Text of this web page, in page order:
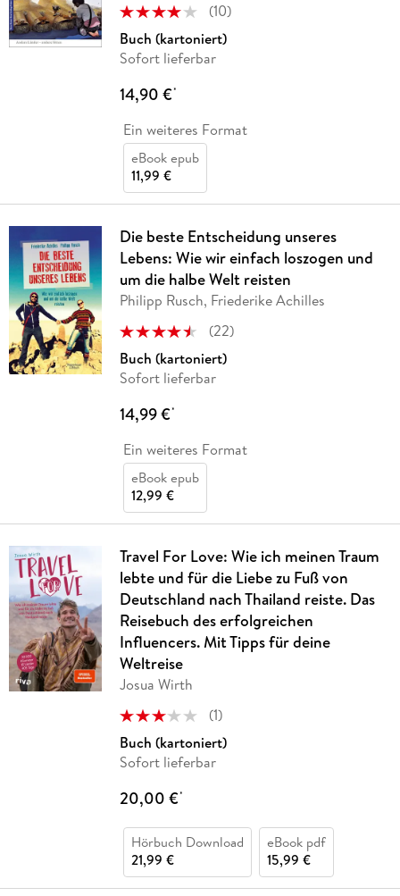
(10)
Buch (kartoniert)
Sofort lieferbar
14,90 €*
Ein weiteres Format
eBook epub
11,99 €
Die beste Entscheidung unseres
Lebens: Wie wir einfach loszogen und
um die halbe Welt reisten
Philipp Rusch, Friederike Achilles
(22)
Buch (kartoniert)
Sofort lieferbar
14,99 €*
Ein weiteres Format
eBook epub
12,99 €
Travel For Love: Wie ich meinen Traum
lebte und für die Liebe zu Fuß von
Deutschland nach Thailand reiste. Das
Reisebuch des erfolgreichen
Influencers. Mit Tipps für deine
Weltreise
Josua Wirth
(1)
Buch (kartoniert)
Sofort lieferbar
20,00 €*
Hörbuch Download
21,99 €
eBook pdf
15,99 €